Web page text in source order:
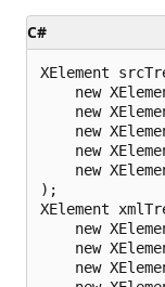
C#
XElement
new
new
new
new
new
);
XElement
new
new
new